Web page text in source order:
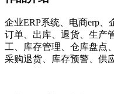
企业ERP系统、电商erp、
订单、出库、退货、生产
工、库存管理、仓库盘点
采购退货、库存预警、供